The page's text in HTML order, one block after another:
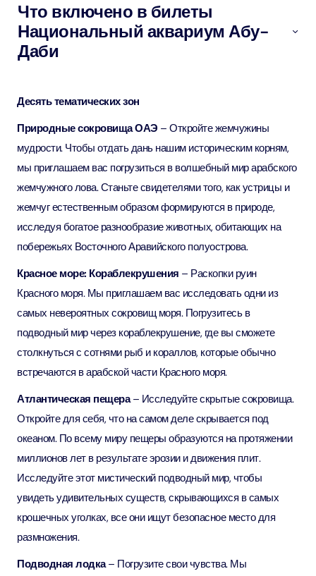
Что включено в билеты
Национальный аквариум Абу-
Даби
Десять тематических зон
Природные сокровища ОАЭ – Откройте жемчужины
мудрости. Чтобы отдать дань нашим историческим корням,
мы приглашаем вас погрузиться в волшебный мир арабского
жемчужного лова. Станьте свидетелями того, как устрицы и
жемчуг естественным образом формируются в природе,
исследуя богатое разнообразие животных, обитающих на
побережьях Восточного Аравийского полуострова.
Красное море: Кораблекрушения – Раскопки руин
Красного моря. Мы приглашаем вас исследовать одни из
самых невероятных сокровищ моря. Погрузитесь в
подводный мир через кораблекрушение, где вы сможете
столкнуться с сотнями рыб и кораллов, которые обычно
встречаются в арабской части Красного моря.
Атлантическая пещера– Исследуйте скрытые сокровища.
Откройте для себя, что на самом деле скрывается под
океаном. По всему миру пещеры образуются на протяжении
миллионов лет в результате эрозии и движения плит.
Исследуйте этот мистический подводный мир, чтобы
увидеть удивительных существ, скрывающихся в самых
крошечных уголках, все они ищут безопасное место для
размножения.
Подводная лодка– Погрузите свои чувства. Мы